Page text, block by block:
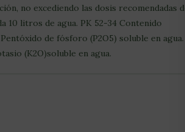
no excediendo las dosis recomendadas
10 litros de agua. PK 52-34 Contenido
de fósforo (P2O5) soluble en agua.
(K2O)soluble en agua.